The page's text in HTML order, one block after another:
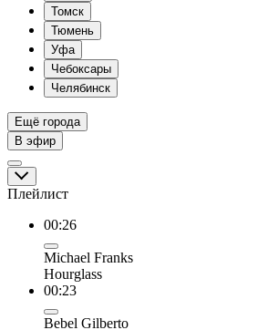
Томск
Тюмень
Уфа
Чебоксары
Челябинск
Ещё города
В эфир
Плейлист
00:26
Michael Franks
Hourglass
00:23
Bebel Gilberto